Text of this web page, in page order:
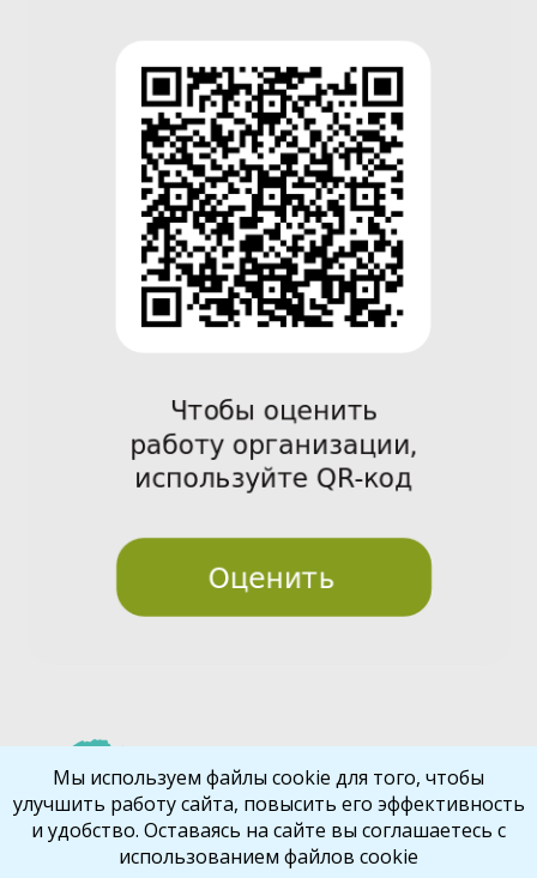
vio
t
Библиокрай© 2026
Мы используем файлы cookie для того, чтобы
улучшить работу сайта, повысить его эффективность
и удобство. Оставаясь на сайте вы соглашаетесь с
использованием файлов cookie